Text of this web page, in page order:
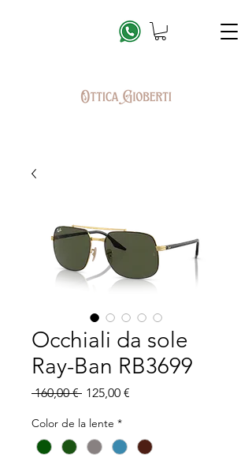
Occhiali da sole
Ray-Ban RB3699
160,00 € Precio
125,00 €
Color de la lente *